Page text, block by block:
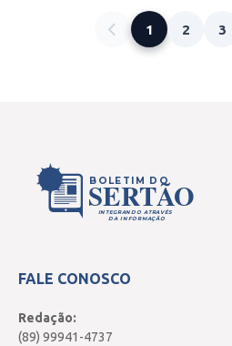
1 2 3
BOLETIM DO
SERTÃO
INTEGRANDO ATRAVÉS
DA INFORMAÇÃO
FALE CONOSCO
Redação:
(89) 99941-4737